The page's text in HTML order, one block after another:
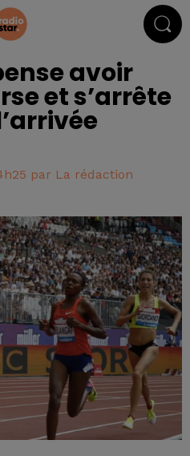
avoir
et s’arrête
par La rédaction